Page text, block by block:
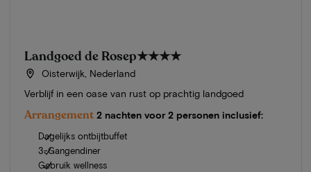
Landgoed de Rosep★★★★
Oisterwijk, Nederland
Verblijf in een oase van rust op prachtig landgoed
Arrangement 2 nachten voor 2 personen inclusief:
Dagelijks ontbijtbuffet
3-Gangendiner
Gebruik wellness